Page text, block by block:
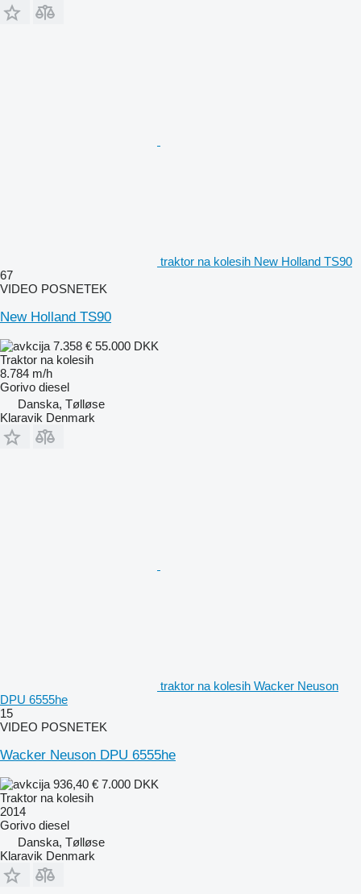
traktor na kolesih New Holland TS90
67
VIDEO POSNETEK
New Holland TS90
7.358 € 55.000 DKK
Traktor na kolesih
8.784 m/h
Gorivo diesel
Danska, Tølløse
Klaravik Denmark
traktor na kolesih Wacker Neuson
DPU 6555he
15
VIDEO POSNETEK
Wacker Neuson DPU 6555he
936,40 € 7.000 DKK
Traktor na kolesih
2014
Gorivo diesel
Danska, Tølløse
Klaravik Denmark